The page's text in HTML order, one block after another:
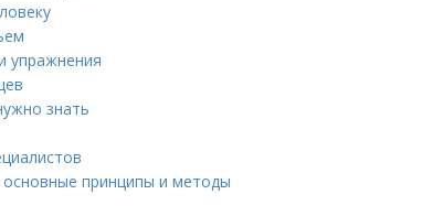
упражнения
знать
основные принципы и методы